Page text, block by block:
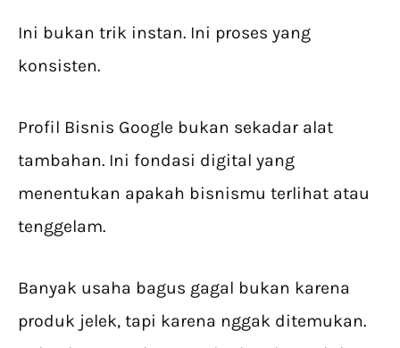
Ini bukan trik instan. Ini proses yang
konsisten.
Profil Bisnis Google bukan sekadar alat
tambahan. Ini fondasi digital yang
menentukan apakah bisnismu terlihat atau
tenggelam.
Banyak usaha bagus gagal bukan karena
produk jelek, tapi karena nggak ditemukan.